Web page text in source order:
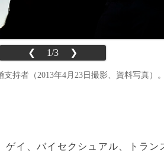
❮ 1/3 ❯
持者（2013年4月23日撮影、資料写真）
ゲイ、バイセクシュアル、トラ